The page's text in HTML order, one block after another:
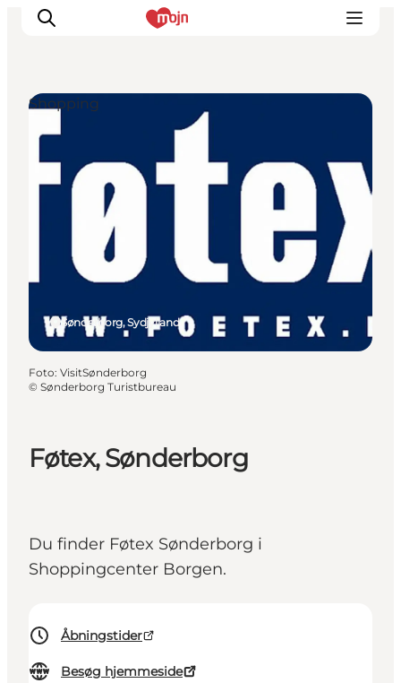
Byer & Steder
Det sker
Overnatning
Planlæg din ferie
Booking
Føtex, Sønderborg
Du finder Føtex Sønderborg i
Shoppingcenter Borgen.
Åbningstider
Besøg hjemmeside
Sønderborg, Sydjylland
Shopping
Foto: VisitSønderborg
© Sønderborg Turistbureau